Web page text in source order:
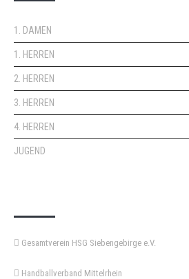
1. DAMEN
1. HERREN
2. HERREN
3. HERREN
4. HERREN
JUGEND
Gesamtverein HSG Siebengebirge e.V.
Handballverband Mittelrhein